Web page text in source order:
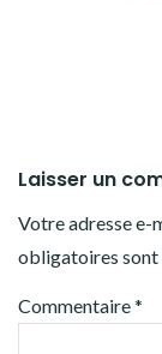
Laisser un
Votre adresse e-
obligatoires sont
Commentaire*